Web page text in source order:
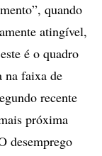
quando
atingível,
é o quadro
na faixa de
recente
próxima
desemprego